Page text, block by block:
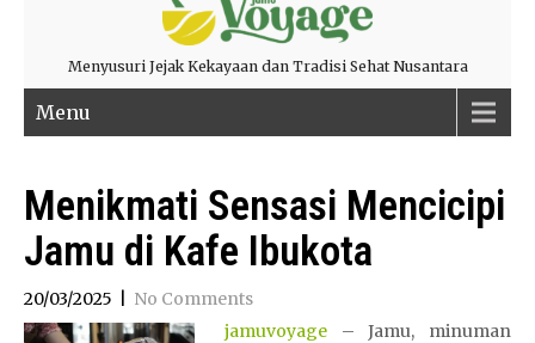
Menyusuri Jejak Kekayaan dan Tradisi Sehat Nusantara
Menu
Menikmati Sensasi Mencicipi
Jamu di Kafe Ibukota
20/03/2025
No Comments
jamuvoyage– Jamu, minuman